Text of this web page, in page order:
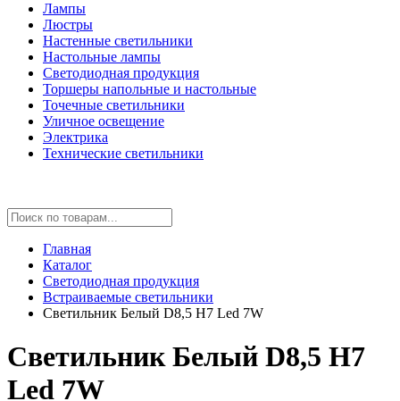
Лампы
Люстры
Настенные светильники
Настольные лампы
Светодиодная продукция
Торшеры напольные и настольные
Точечные светильники
Уличное освещение
Электрика
Технические светильники
Главная
Каталог
Светодиодная продукция
Встраиваемые светильники
Светильник Белый D8,5 H7 Led 7W
Светильник Белый D8,5 H7
Led 7W